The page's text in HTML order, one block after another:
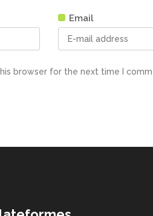
Email
browser for the next time I